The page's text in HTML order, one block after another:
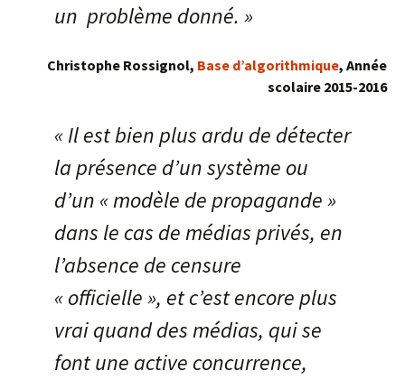
un problème donné. »
Christophe Rossignol, Base d’algorithmique, Année
scolaire 2015-2016
« Il est bien plus ardu de détecter
la présence d’un système ou
d’un « modèle de propagande »
dans le cas de médias privés, en
l’absence de censure
« officielle », et c’est encore plus
vrai quand des médias, qui se
font une active concurrence,